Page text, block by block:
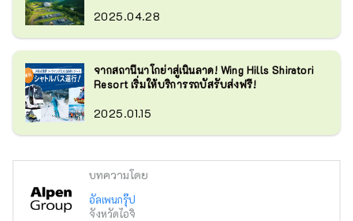
2025.04.28
จากสถานีนาโกย่าสู่เนินลาด! Wing Hills Shiratori
Resort เริ่มให้บริการรถบัสรับส่งฟรี!
2025.01.15
บทความโดย
อัลเพนกรุ๊ป
จังหวัดไอจิ